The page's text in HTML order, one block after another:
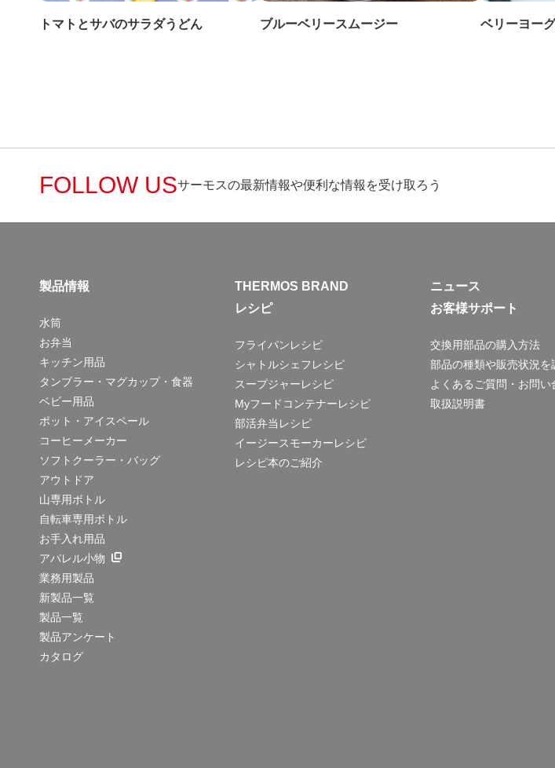
トマトとサバのサラダうどん ブルーベリースムージー ベリーヨー
FOLLOW USサーモスの最新情報や便利な情報を受け取ろう
製品情報
水筒
お弁当
キッチン用品
タンブラー・マグカップ・食器
ベビー用品
ポット・アイスペール
コーヒーメーカー
ソフトクーラー・バッグ
アウトドア
山専用ボトル
自転車専用ボトル
お手入れ用品
アパレル小物
業務用製品
新製品一覧
製品一覧
製品アンケート
カタログ
THERMOS BRAND
レシピ
フライパンレシピ
シャトルシェフレシピ
スープジャーレシピ
Myフードコンテナーレシピ
部活弁当レシピ
イージースモーカーレシピ
レシピ本のご紹介
ニュース
お客様サポート
交換用部品の購入方法
部品の種類や販売状況を
よくあるご質問・お問い
取扱説明書